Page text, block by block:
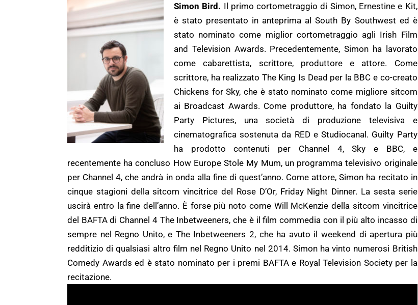
Simon Bird. Il primo cortometraggio di Simon, Ernestine e Kit,
è stato presentato in anteprima al South By Southwest ed è
stato nominato come miglior cortometraggio agli Irish Film
and Television Awards. Precedentemente, Simon ha lavorato
come cabarettista, scrittore, produttore e attore. Come
scrittore, ha realizzato The King Is Dead per la BBC e co-creato
Chickens for Sky, che è stato nominato come migliore sitcom
ai Broadcast Awards. Come produttore, ha fondato la Guilty
Party Pictures, una società di produzione televisiva e
cinematografica sostenuta da RED e Studiocanal. Guilty Party
ha prodotto contenuti per Channel 4, Sky e BBC, e
recentemente ha concluso How Europe Stole My Mum, un programma televisivo originale
per Channel 4, che andrà in onda alla fine di quest’anno. Come attore, Simon ha recitato in
cinque stagioni della sitcom vincitrice del Rose D’Or, Friday Night Dinner. La sesta serie
uscirà entro la fine dell’anno. È forse più noto come Will McKenzie della sitcom vincitrice
del BAFTA di Channel 4 The Inbetweeners, che è il film commedia con il più alto incasso di
sempre nel Regno Unito, e The Inbetweeners 2, che ha avuto il weekend di apertura più
redditizio di qualsiasi altro film nel Regno Unito nel 2014. Simon ha vinto numerosi British
Comedy Awards ed è stato nominato per i premi BAFTA e Royal Television Society per la
recitazione.